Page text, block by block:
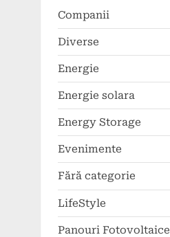
Companii
Diverse
Energie
Energie solara
Energy Storage
Evenimente
Fără categorie
LifeStyle
Panouri Fotovoltaice